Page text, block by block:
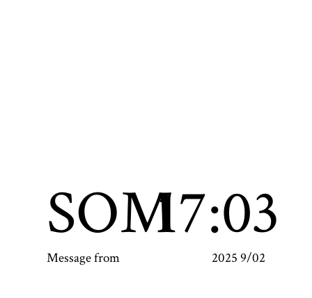
SOM17:03
Message from 2025 9/02